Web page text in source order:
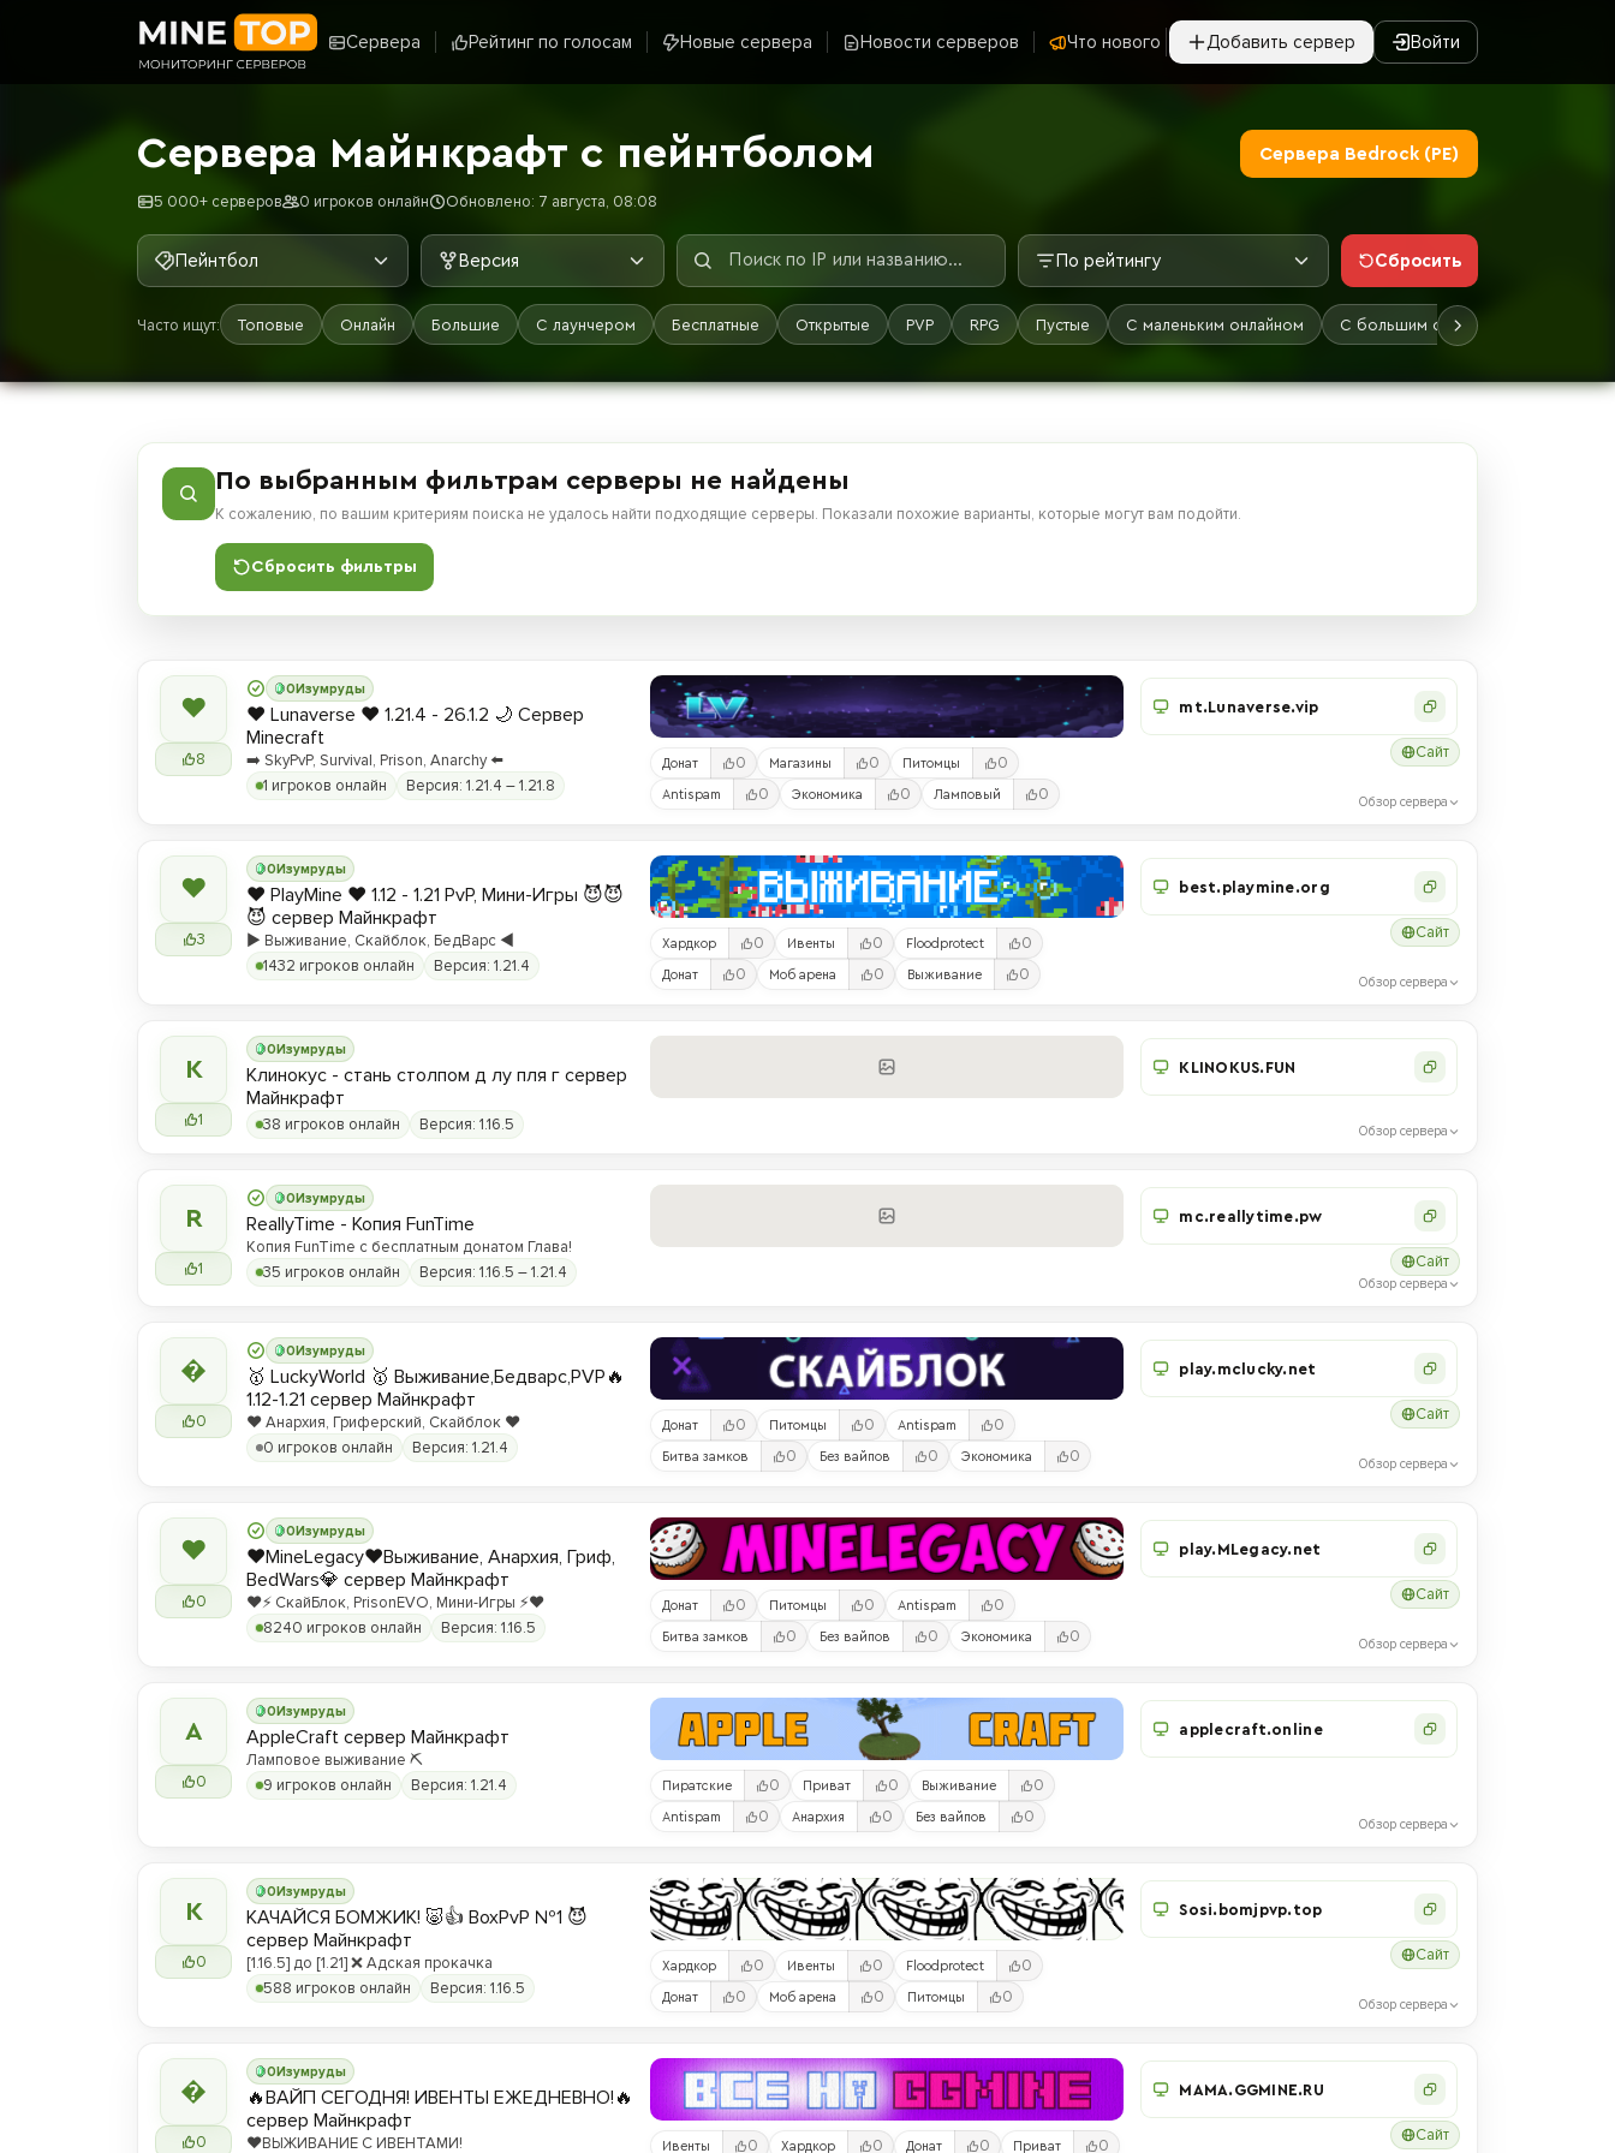
Сервера Рейтинг по голосам Новые сервера Новости серверов Что нового Добавить сервер Войти
Сервера Майнкрафт с пейнтболом
5 000+ серверов 0 игроков онлайн Обновлено: 7 августа, 08:08
Сервера Bedrock (PE)
Пейнтбол Версия По рейтингу Сбросить
Часто ищут: Топовые Онлайн Большие С лаунчером Бесплатные Открытые PVP RPG Пустые С маленьким онлайном С большим онлайном
По выбранным фильтрам серверы не найдены
К сожалению, по вашим критериям поиска не удалось найти подходящие серверы. Показали похожие варианты, которые могут вам подойти.
Сбросить фильтры
❤
8
0Изумруды
❤️ Lunaverse ❤️ 1.21.4 - 26.1.2 🌙 Сервер
Minecraft
➡️ SkyPvP, Survival, Prison, Anarchy ⬅️
1 игроков онлайн
Версия: 1.21.4 – 1.21.8
Донат 0 Магазины 0 Питомцы 0
Antispam 0 Экономика 0 Ламповый 0
mt.Lunaverse.vip
Сайт
Обзор сервера
❤
3
0Изумруды
❤️ PlayMine ❤️ 1.12 - 1.21 PvP, Мини-Игры 😈😈
😈 сервер Майнкрафт
▶️ Выживание, Скайблок, БедВарс ◀️
1432 игроков онлайн
Версия: 1.21.4
Хардкор 0 Ивенты 0 Floodprotect 0
Донат 0 Моб арена 0 Выживание 0
best.playmine.org
Сайт
Обзор сервера
К
1
0Изумруды
Клинокус - стань столпом д лу пля г сервер
Майнкрафт
38 игроков онлайн Версия: 1.16.5
KLINOKUS.FUN
Обзор сервера
R
1
0Изумруды
ReallyTime - Копия FunTime
Копия FunTime с бесплатным донатом Глава!
35 игроков онлайн
Версия: 1.16.5 – 1.21.4
mc.reallytime.pw
Сайт
Обзор сервера

0
0Изумруды
🥇 LuckyWorld 🥇 Выживание,Бедварс,PVP🔥
1.12-1.21 сервер Майнкрафт
❤️ Анархия, Гриферский, Скайблок ❤️
0 игроков онлайн
Версия: 1.21.4
Донат 0 Питомцы 0 Antispam 0
Битва замков 0 Без вайпов 0 Экономика 0
play.mclucky.net
Сайт
Обзор сервера
❤
0
0Изумруды
❤️MineLegacy❤️Выживание, Анархия, Гриф,
BedWars💎 сервер Майнкрафт
❤️⚡️ СкайБлок, PrisonEVO, Мини-Игры ⚡️❤️
8240 игроков онлайн
Версия: 1.16.5
Донат 0 Питомцы 0 Antispam 0
Битва замков 0 Без вайпов 0 Экономика 0
play.MLegacy.net
Сайт
Обзор сервера
A
0
0Изумруды
AppleCraft сервер Майнкрафт
Ламповое выживание ⛏️
9 игроков онлайн
Версия: 1.21.4 Пиратские 0 Приват 0 Выживание 0
Antispam 0 Анархия 0 Без вайпов 0
applecraft.online
Обзор сервера
К
0
0Изумруды
КАЧАЙСЯ БОМЖИК! 🐷👍 BoxPvP №1 😈
сервер Майнкрафт
[1.16.5] до [1.21] ❌ Адская прокачка
588 игроков онлайн
Версия: 1.16.5
Хардкор 0 Ивенты 0 Floodprotect 0
Донат 0 Моб арена 0 Питомцы 0
Sosi.bomjpvp.top
Сайт
Обзор сервера

0
0Изумруды
🔥ВАЙП СЕГОДНЯ! ИВЕНТЫ ЕЖЕДНЕВНО!🔥
сервер Майнкрафт
❤️ВЫЖИВАНИЕ С ИВЕНТАМИ!
Ивенты 0 Хардкор 0 Донат 0 Приват 0
MAMA.GGMINE.RU
Сайт